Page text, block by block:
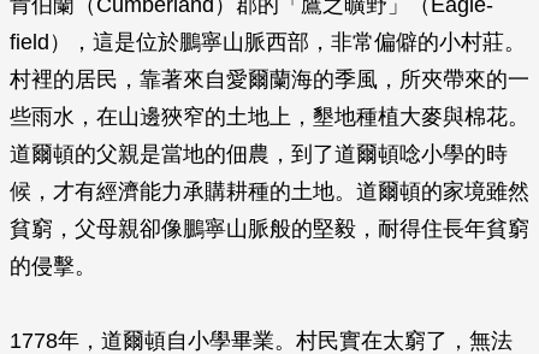
肯伯蘭（Cumberland）郡的「鷹之曠野」（Eagle-
field），這是位於鵬寧山脈西部，非常偏僻的小村莊。
村裡的居民，靠著來自愛爾蘭海的季風，所夾帶來的一
些雨水，在山邊狹窄的土地上，墾地種植大麥與棉花。
道爾頓的父親是當地的佃農，到了道爾頓唸小學的時
候，才有經濟能力承購耕種的土地。道爾頓的家境雖然
貧窮，父母親卻像鵬寧山脈般的堅毅，耐得住長年貧窮
的侵擊。
1778年，道爾頓自小學畢業。村民實在太窮了，無法